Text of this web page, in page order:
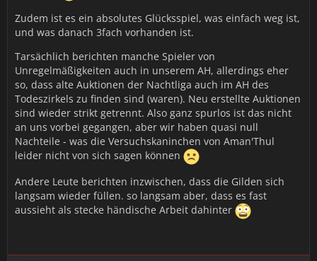
Zudem ist es ein absolutes Glücksspiel, was einfach weg ist,
und was danach 3fach vorhanden ist.
Tarsächlich berichten manche Spieler von
Unregelmäßigkeiten auch in unserem AH, allerdings eher
so, dass alte Auktionen der Nachtliga auch im AH des
Todeszirkels zu finden sind (waren). Neu erstellte Auktionen
sind wieder strikt getrennt. Also ganz spurlos ist das nicht
an uns vorbei gegangen, aber wir haben quasi null
Nachteile - was die Versuchskaninchen von Aman'Thul
leider nicht von sich sagen können
Andere Leute berichten inzwischen, dass die Gilden sich
langsam wieder füllen. so langsam aber, dass es fast
aussieht als stecke händische Arbeit dahinter